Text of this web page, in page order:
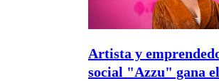
Artista y
social "Azzu" gana el